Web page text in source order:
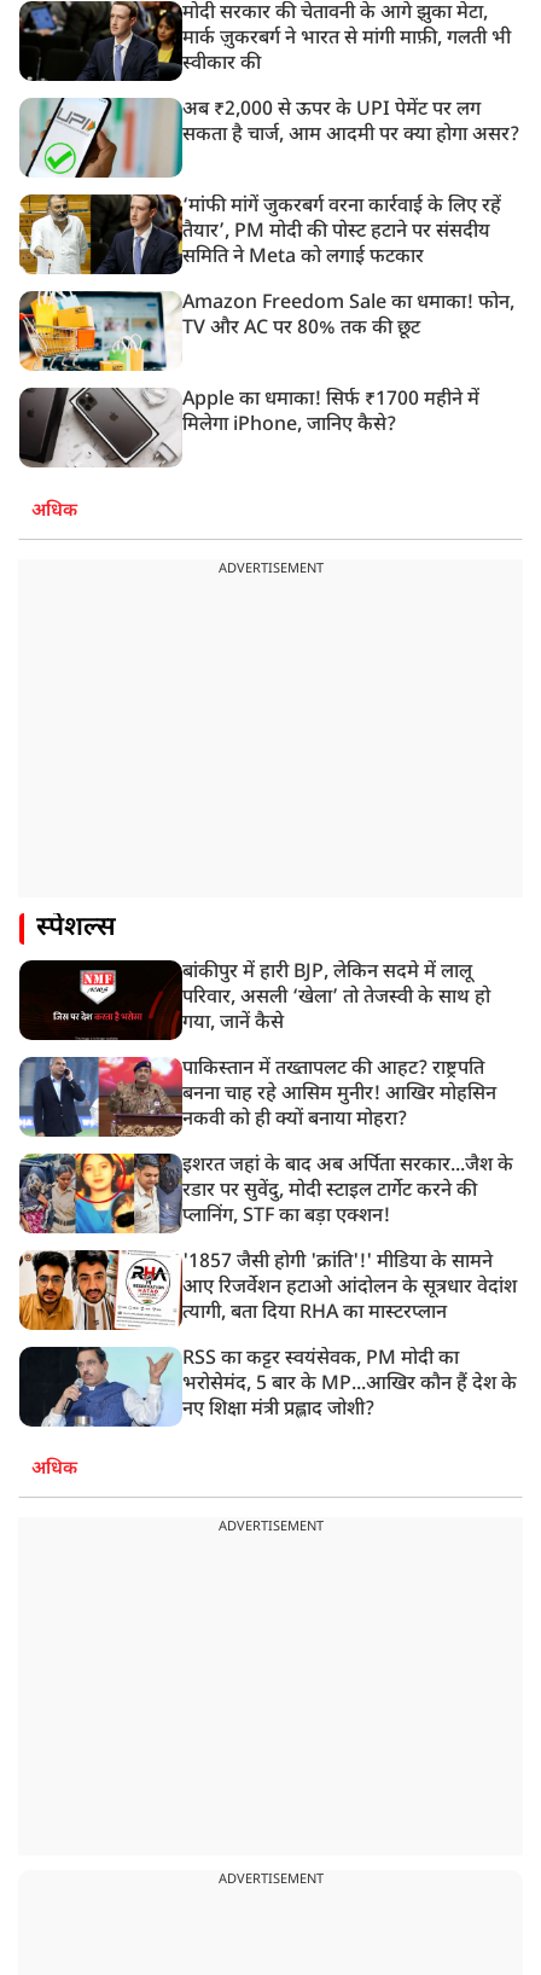
मोदी सरकार की चेतावनी के आगे झुका मेटा,
मार्क ज़ुकरबर्ग ने भारत से मांगी माफ़ी, गलती भी
स्वीकार की
अब ₹2,000 से ऊपर के UPI पेमेंट पर लग
सकता है चार्ज, आम आदमी पर क्या होगा असर?
‘मांफी मांगें जुकरबर्ग वरना कार्रवाई के लिए रहें
तैयार’, PM मोदी की पोस्ट हटाने पर संसदीय
समिति ने Meta को लगाई फटकार
Amazon Freedom Sale का धमाका! फोन,
TV और AC पर 80% तक की छूट
Apple का धमाका! सिर्फ ₹1700 महीने में
मिलेगा iPhone, जानिए कैसे?
अधिक
ADVERTISEMENT
स्पेशल्स
बांकीपुर में हारी BJP, लेकिन सदमे में लालू
परिवार, असली ‘खेला’ तो तेजस्वी के साथ हो
गया, जानें कैसे
पाकिस्तान में तख्तापलट की आहट? राष्ट्रपति
बनना चाह रहे आसिम मुनीर! आखिर मोहसिन
नकवी को ही क्यों बनाया मोहरा?
इशरत जहां के बाद अब अर्पिता सरकार...जैश के
रडार पर सुवेंदु, मोदी स्टाइल टार्गेट करने की
प्लानिंग, STF का बड़ा एक्शन!
'1857 जैसी होगी 'क्रांति'!' मीडिया के सामने
आए रिजर्वेशन हटाओ आंदोलन के सूत्रधार वेदांश
त्यागी, बता दिया RHA का मास्टरप्लान
RSS का कट्टर स्वयंसेवक, PM मोदी का
भरोसेमंद, 5 बार के MP...आखिर कौन हैं देश के
नए शिक्षा मंत्री प्रह्लाद जोशी?
अधिक
ADVERTISEMENT
ADVERTISEMENT